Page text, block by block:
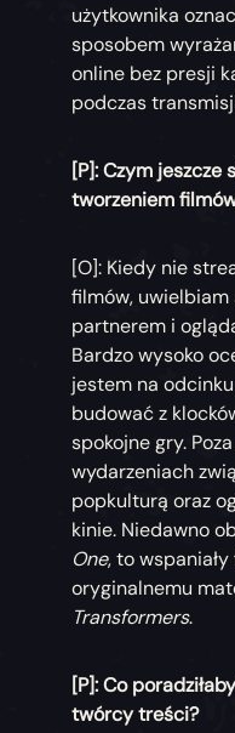
użytkownika
sposobem
online bez presji
podczas
[P]: Czym jeszcze
tworzeniem
[O]: Kiedy nie
filmów, uwielbiam
partnerem i
Bardzo wysoko
jestem na
budować z
spokojne gry.
wydarzeniach
popkulturą oraz
kinie. Niedawno
One, to
oryginalnemu
Transformers.
[P]: Co
twórcy treści?